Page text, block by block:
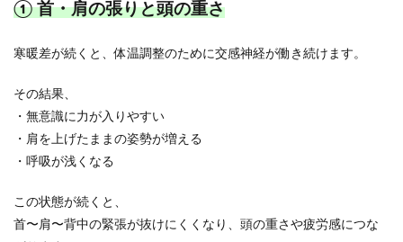
① 首・肩の張りと頭の重さ
寒暖差が続くと、体温調整のために交感神経が働き続けます。
その結果、
・無意識に力が入りやすい
・肩を上げたままの姿勢が増える
・呼吸が浅くなる
この状態が続くと、
首〜肩〜背中の緊張が抜けにくくなり、頭の重さや疲労感につな